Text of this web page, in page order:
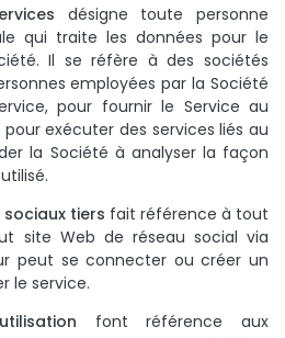
désigne toute personne
qui traite les données pour le
Il se réfère à des sociétés
employées par la Société
pour fournir le Service au
exécuter des services liés au
la Société à analyser la façon
sociaux tiers fait référence à tout
site Web de réseau social via
peut se connecter ou créer un
le service.
font référence aux